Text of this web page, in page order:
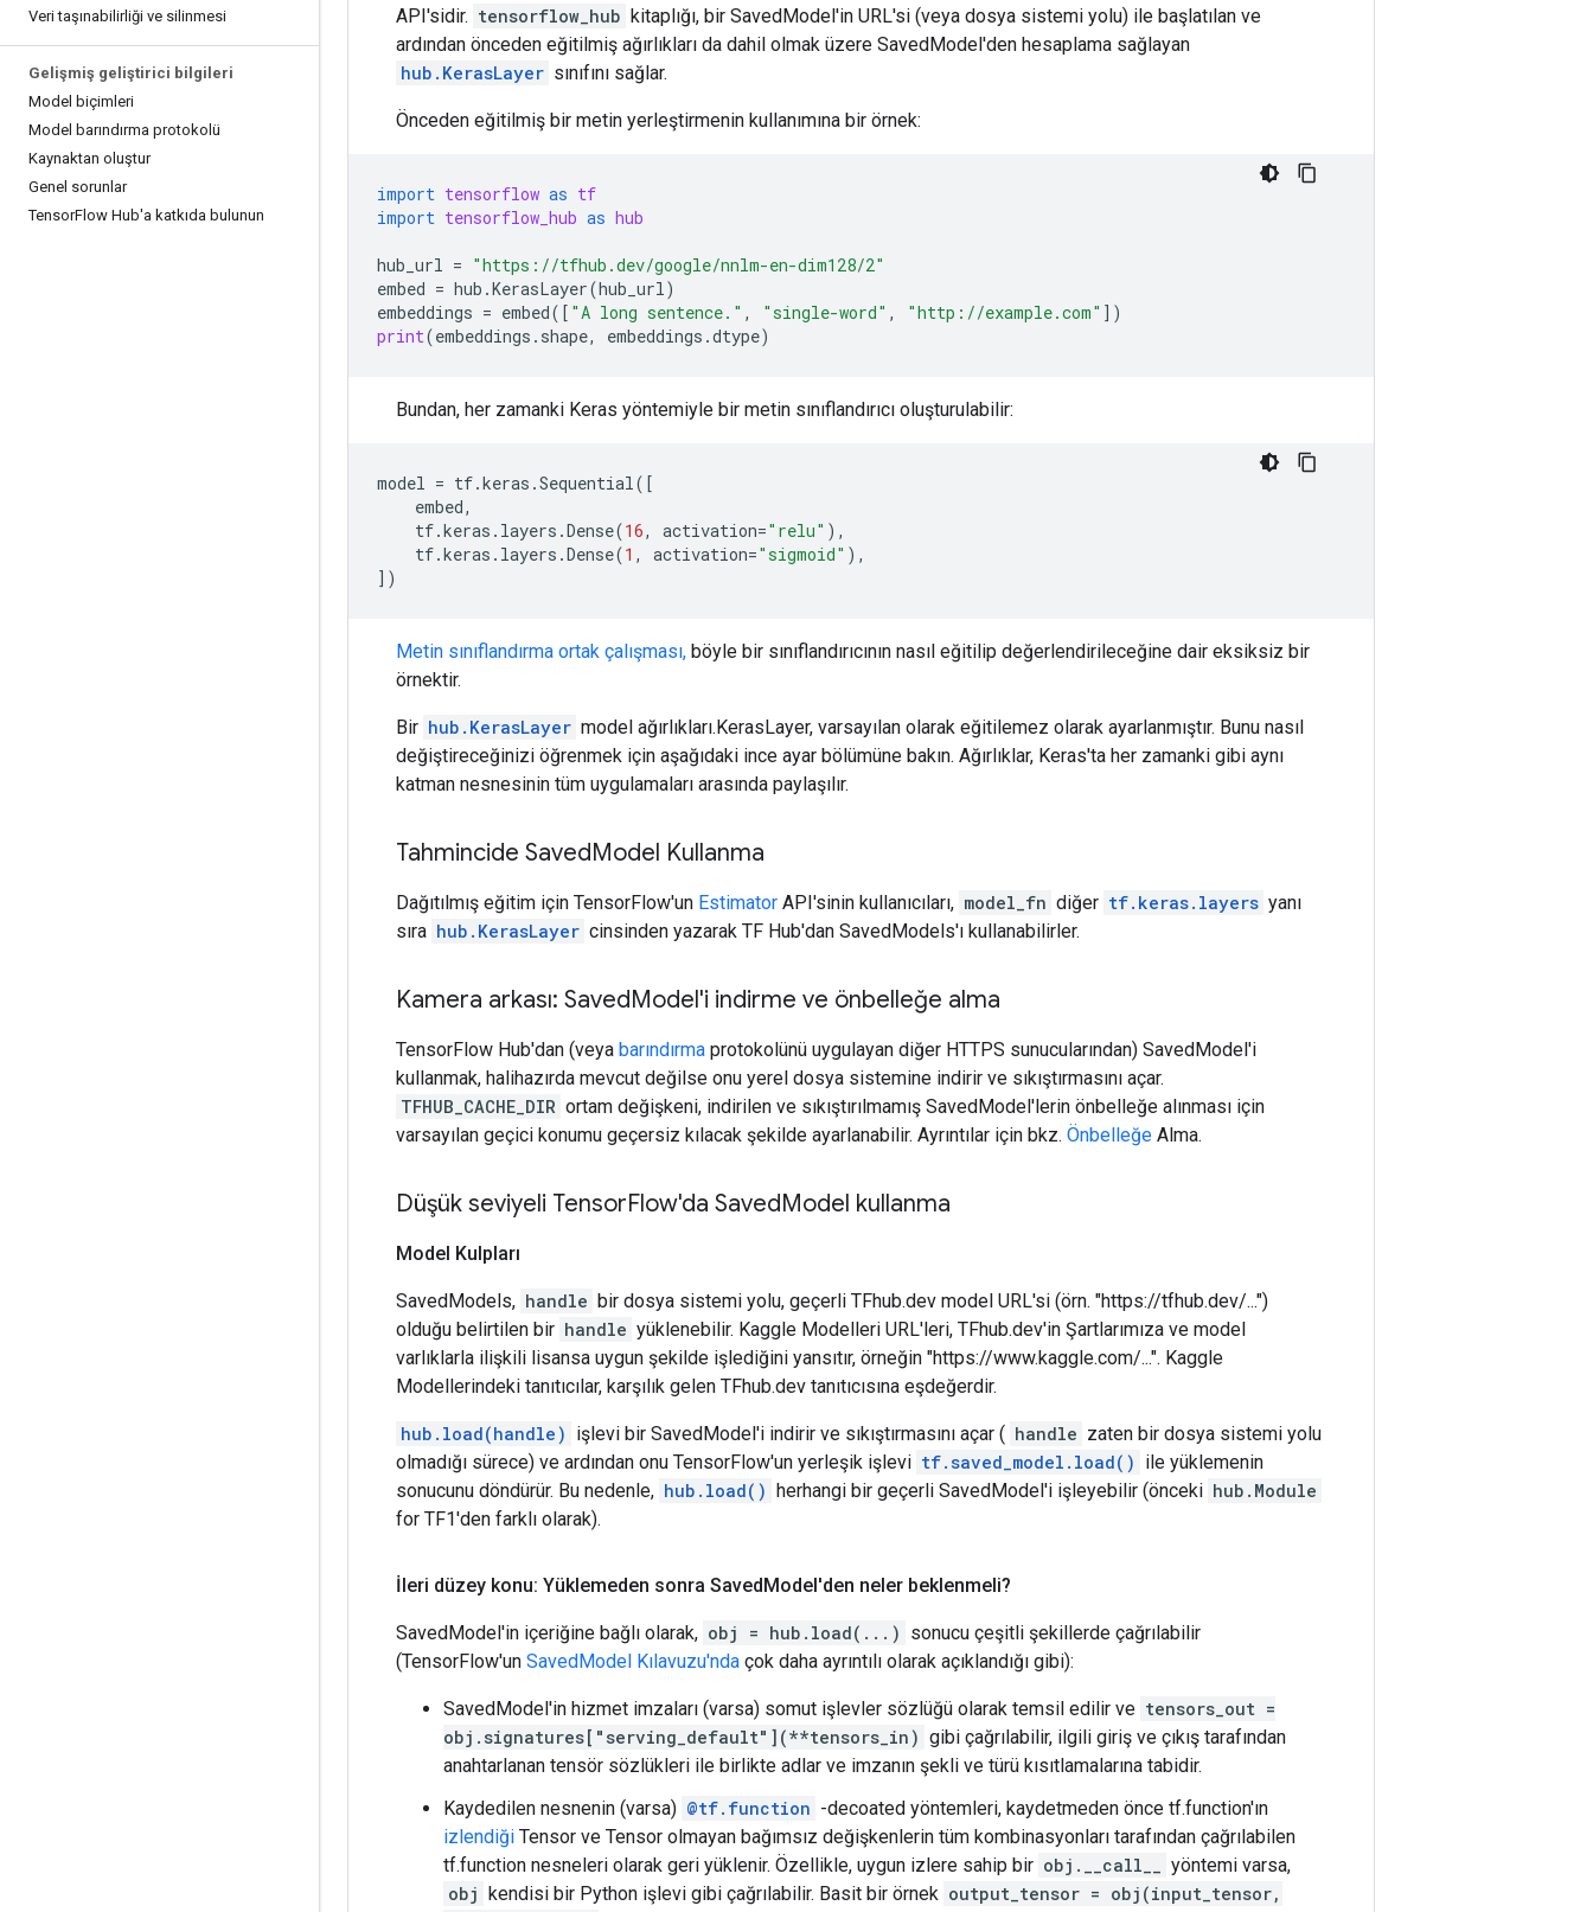
Veri taşınabilirliği ve silinmesi
Gelişmiş geliştirici bilgileri
Model biçimleri
Model barındırma protokolü
Kaynaktan oluştur
Genel sorunlar
TensorFlow Hub'a katkıda bulunun
API'sidir. tensorflow_hub kitaplığı, bir SavedModel'in URL'si (veya dosya sistemi yolu) ile başlatılan ve
ardından önceden eğitilmiş ağırlıkları da dahil olmak üzere SavedModel'den hesaplama sağlayan
hub.KerasLayer sınıfını sağlar.
Önceden eğitilmiş bir metin yerleştirmenin kullanımına bir örnek:
import tensorflow as tf
import tensorflow_hub as hub
hub_url = "https://tfhub.dev/google/nnlm-en-dim128/2"
embed = hub .KerasLayer(hub_url)
embeddings = embed([ "A long sentence." , "single-word" , "http://example.com" ])
print(embeddings . shape, embeddings .dtype)
Bundan, her zamanki Keras yöntemiyle bir metin sınıflandırıcı oluşturulabilir:
model = tf.keras .Sequential([
embed,
tf.keras . layers .Dense(16, activation="relu" ),
tf.keras . layers .Dense(1 , activation="sigmoid" ),
])
Metin sınıflandırma ortak çalışması, böyle bir sınıflandırıcının nasıl eğitilip değerlendirileceğine dair eksiksiz bir
örnektir.
Bir hub.KerasLayer model ağırlıkları.KerasLayer, varsayılan olarak eğitilemez olarak ayarlanmıştır. Bunu nasıl
değiştireceğinizi öğrenmek için aşağıdaki ince ayar bölümüne bakın. Ağırlıklar, Keras'ta her zamanki gibi aynı
katman nesnesinin tüm uygulamaları arasında paylaşılır.
Tahmincide SavedModel Kullanma
Dağıtılmış eğitim için TensorFlow'un Estimator API'sinin kullanıcıları, model_fn diğer tf.keras.layers yanı
sıra hub.KerasLayer cinsinden yazarak TF Hub'dan SavedModels'ı kullanabilirler.
Kamera arkası: SavedModel'i indirme ve önbelleğe alma
TensorFlow Hub'dan (veya barındırma protokolünü uygulayan diğer HTTPS sunucularından) SavedModel'i
kullanmak, halihazırda mevcut değilse onu yerel dosya sistemine indirir ve sıkıştırmasını açar.
TFHUB_CACHE_DIR ortam değişkeni, indirilen ve sıkıştırılmamış SavedModel'lerin önbelleğe alınması için
varsayılan geçici konumu geçersiz kılacak şekilde ayarlanabilir. Ayrıntılar için bkz. Önbelleğe Alma.
Düşük seviyeli TensorFlow'da SavedModel kullanma
Model Kulpları
SavedModels, handle bir dosya sistemi yolu, geçerli TFhub.dev model URL'si (örn. "https://tfhub.dev/...")
olduğu belirtilen bir handle yüklenebilir. Kaggle Modelleri URL'leri, TFhub.dev'in Şartlarımıza ve model
varlıklarla ilişkili lisansa uygun şekilde işlediğini yansıtır, örneğin "https://www.kaggle.com/...". Kaggle
Modellerindeki tanıtıcılar, karşılık gelen TFhub.dev tanıtıcısına eşdeğerdir.
hub.load(handle) işlevi bir SavedModel'i indirir ve sıkıştırmasını açar ( handle zaten bir dosya sistemi yolu
olmadığı sürece) ve ardından onu TensorFlow'un yerleşik işlevi tf.saved_model.load() ile yüklemenin
sonucunu döndürür. Bu nedenle, hub.load() herhangi bir geçerli SavedModel'i işleyebilir (önceki hub.Module
for TF1'den farklı olarak).
İleri düzey konu: Yüklemeden sonra SavedModel'den neler beklenmeli?
SavedModel'in içeriğine bağlı olarak, obj = hub.load(...) sonucu çeşitli şekillerde çağrılabilir
(TensorFlow'un SavedModel Kılavuzu'nda çok daha ayrıntılı olarak açıklandığı gibi):
SavedModel'in hizmet imzaları (varsa) somut işlevler sözlüğü olarak temsil edilir ve tensors_out =
obj.signatures["serving_default"](**tensors_in) gibi çağrılabilir, ilgili giriş ve çıkış tarafından
anahtarlanan tensör sözlükleri ile birlikte adlar ve imzanın şekli ve türü kısıtlamalarına tabidir.
Kaydedilen nesnenin (varsa) @tf.function -decoated yöntemleri, kaydetmeden önce tf.function'ın
izlendiği Tensor ve Tensor olmayan bağımsız değişkenlerin tüm kombinasyonları tarafından çağrılabilen
tf.function nesneleri olarak geri yüklenir. Özellikle, uygun izlere sahip bir obj.__call__
yöntemi varsa,
obj kendisi bir Python işlevi gibi çağrılabilir. Basit bir örnek output_tensor = obj(input_tensor,